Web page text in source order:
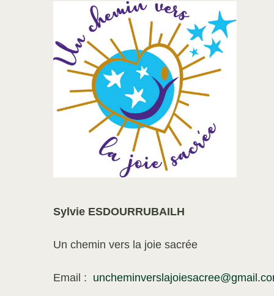
Sylvie ESDOURRUBAILH
Un chemin vers la joie sacrée
Email :